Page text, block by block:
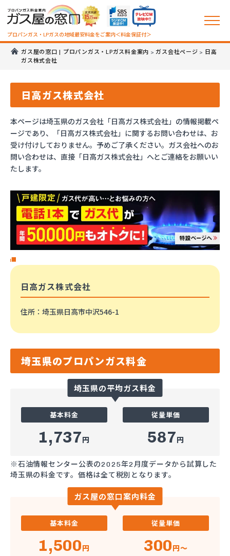
プロパンガス・LPガスの地域最安料金をご案内＜料金保証付＞
ガス屋の窓口 | プロパンガス・LPガス料金案内 >ガス会社ページ >
日高
ガス株式会社
日高ガス株式会社
本ページは埼玉県のガス会社「日高ガス株式会社」の情報掲載ペ
ージであり、「日高ガス株式会社」に関するお問い合わせは、お
受け付けしておりません。予めご了承ください。ガス会社へのお
問い合わせは、直接「日高ガス株式会社」へとご連絡をお願いい
たします。
日高ガス株式会社
住所 ：埼玉県日高市中沢546-1
埼玉県のプロパンガス料金
埼玉県の平均ガス料金
基本料金
1,737円
従量単価
587円
※石油情報センター公表の2025年2月度データから試算した
埼玉県の料金です。価格は全て税別となります。
ガス屋の窓口案内料金
基本料金
1,500円
従量単価
300円～